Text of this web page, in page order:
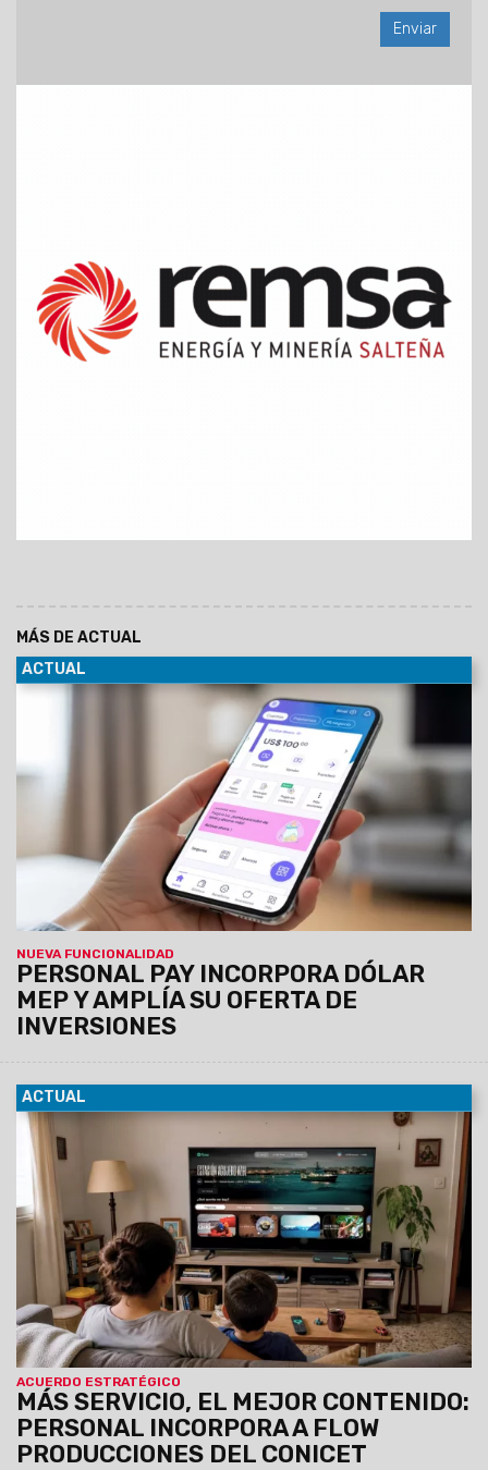
MÁS DE ACTUAL
ACTUAL
NUEVA FUNCIONALIDAD
PERSONAL PAY INCORPORA DÓLAR
MEP Y AMPLÍA SU OFERTA DE
INVERSIONES
Sin costo por la apertura de la cuenta
comitente para la compra de dólar MEP, se debitará
automáticamente del dinero en cuenta. A partir de hoy, las
personas usuarias de Personal Pay, la billetera virtual
de Personal, tendrán la posibilidad de comprar y
vender dólar MEP desde de la app.
ACTUAL
ACUERDO ESTRATÉGICO
MÁS SERVICIO, EL MEJOR CONTENIDO:
PERSONAL INCORPORA A FLOW
PRODUCCIONES DEL CONICET
27/07/2026
Con el objetivo de continuar impulsando la
industria nacional y la producción de contenido de valor,
Personal anuncia una nueva alianza con el Consejo
Nacional de Investigaciones Científicas y Técnicas
(CONICET), para disponibilizar en el catálogo de Flow
producciones audiovisuales desarrolladas por
CONICET Documental.